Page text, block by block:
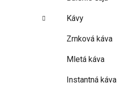
Kávy
Zrnková káva
Mletá káva
Instantná káva